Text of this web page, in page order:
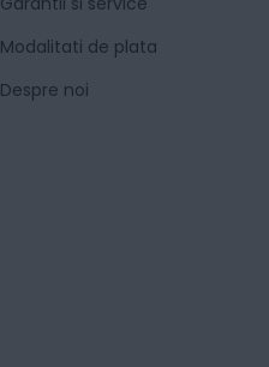
Modalitati de plata
Despre noi